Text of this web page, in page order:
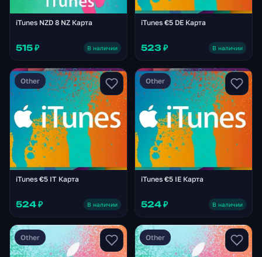
iTunes NZD 8 NZ Карта
515 ₽ В наличии
iTunes €5 DE Карта
523 ₽ В наличии
Other
iTunes €5 IT Карта
524 ₽ В наличии
Other
iTunes €5 IE Карта
524 ₽ В наличии
Other Other